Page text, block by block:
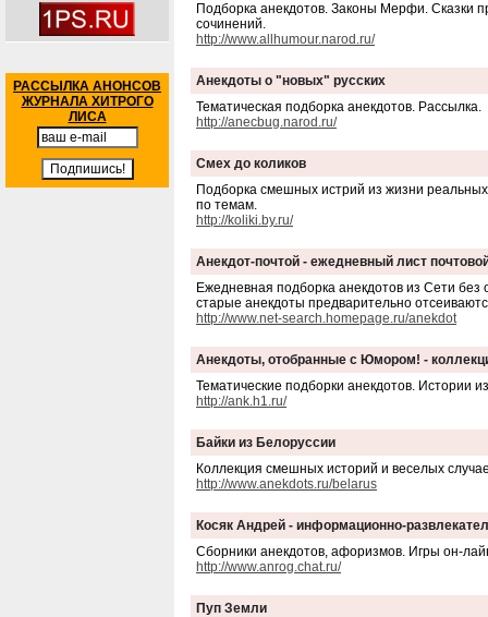
РАССЫЛКА АНОНСОВ
ЖУРНАЛА ХИТРОГО
ЛИСА
Подборка анекдотов. Законы Мерфи. Сказки
сочинений.
http://www.allhumour.narod.ru/
Анекдоты о "новых" русских
Тематическая подборка анекдотов. Рассылка.
http://anecbug.narod.ru/
Смех до коликов
Подборка смешных истрий из жизни
по темам.
http://koliki.by.ru/
Анекдот-почтой - ежедневный лист
Ежедневная подборка анекдотов из Сети
старые анекдоты предварительно
http://www.net-search.homepage.ru/anekdot
Анекдоты, отобранные с Юмором! -
Тематические подборки анекдотов. Истории
http://ank.h1.ru/
Байки из Белоруссии
Коллекция смешных историй и веселых
http://www.anekdots.ru/belarus
Косяк Андрей - информационно-
Сборники анекдотов, афоризмов. Игры он-
http://www.anrog.chat.ru/
Пуп Земли